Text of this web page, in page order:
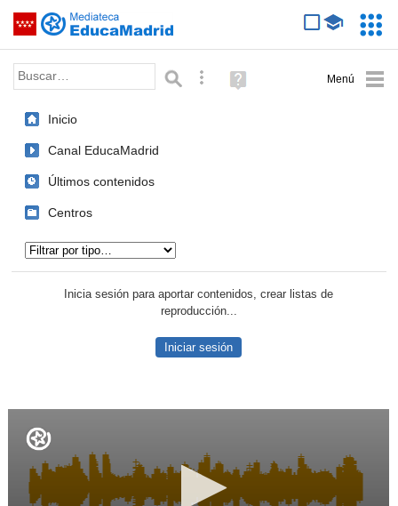
Saltar navegación
Palabra o frase: Búsqueda avanzada
Ayuda
(en
Inicio
Canal EducaMadrid
Últimos contenidos
Centros
Inicia sesión para aportar contenidos, crear listas de
reproducción...
Iniciar sesión